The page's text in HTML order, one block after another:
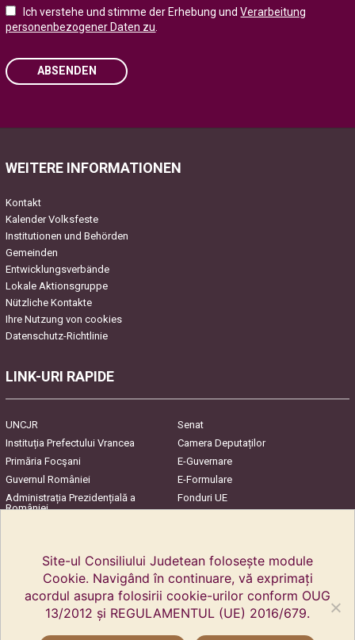
Ich verstehe und stimme der Erhebung undVerarbeitung
personenbezogener Daten zu
ABSENDEN
WEITERE INFORMATIONEN
Kontakt
Kalender Volksfeste
Institutionen und Behörden
Gemeinden
Entwicklungsverbände
Lokale Aktionsgruppe
Nützliche Kontakte
Ihre Nutzung von cookies
Datenschutz-Richtlinie
LINK-URI RAPIDE
UNCJR
Senat
Instituția Prefectului Vrancea
Camera Deputaților
Primăria Focşani
E-Guvernare
Guvernul României
E-Formulare
Administrația Prezidențială a
României
Fonduri UE
Site-ul Consiliului Judetean folosește module
Cookie. Navigând în continuare, vă exprimați
acordul asupra folosirii cookie-urilor conform OUG
13/2012 și REGULAMENTUL (UE) 2016/679.